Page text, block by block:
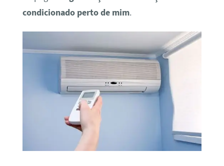
condicionado perto de mim.